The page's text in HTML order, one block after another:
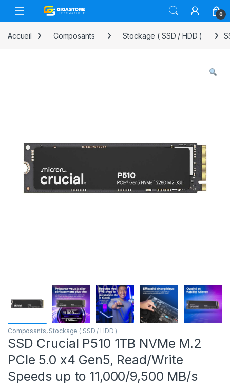
Skip to navigation
Skip to content
0
Accueil Composants Stockage ( SSD / HDD )
Composants, Stockage ( SSD / HDD )
SSD Crucial P510 1TB NVMe M.2
PCIe 5.0 x4 Gen5, Read/Write
Speeds up to 11,000/9,500 MB/s